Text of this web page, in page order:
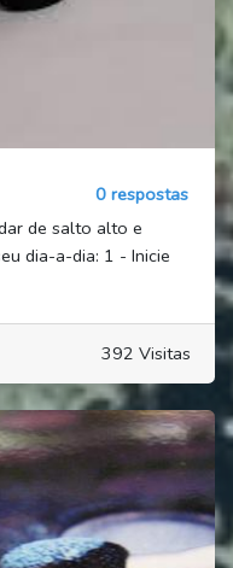
0 respostas
de salto alto e
dia-a-dia: 1 - Inicie
392 Visitas